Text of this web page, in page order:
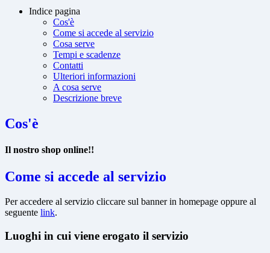
Indice pagina
Cos'è
Come si accede al servizio
Cosa serve
Tempi e scadenze
Contatti
Ulteriori informazioni
A cosa serve
Descrizione breve
Cos'è
Il nostro shop online!!
Come si accede al servizio
Per accedere al servizio cliccare sul banner in homepage oppure al
seguente link.
Luoghi in cui viene erogato il servizio